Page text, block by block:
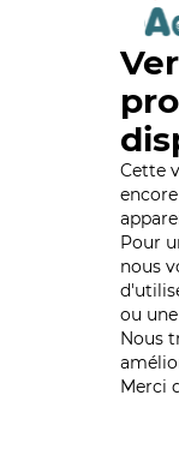
Cette
Pour
nous
ou
Nous
Merci